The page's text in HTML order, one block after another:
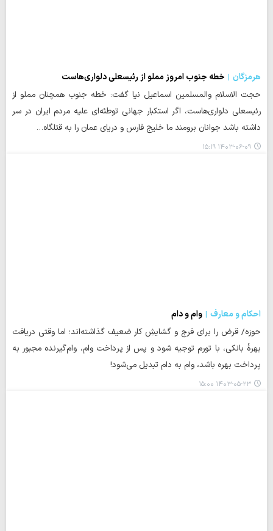
هرمزگان
خطه جنوب امروز مملو از رئیسعلی دلواری‌هاست
حجت الاسلام والمسلمین اسماعیل نیا گفت: خطه جنوب همچنان مملو از
رئیسعلی دلواری‌هاست، اگر استکبار جهانی توطئه‌ای علیه مردم ایران در سر
داشته باشد جوانان برومند ما خلیج فارس و دریای عمان را به قتلگاه…
۱۴۰۳-۰۶-۰۹ ۱۵:۱۹
احکام و معارف
وام و دام
حوزه/ قرض را برای فرج و گشایشِ کار ضعیف گذاشته‌اند؛ اما وقتی دریافت
بهرۀ بانکی، با تورم توجیه شود و پس از پرداخت وام، وام‌گیرنده مجبور به
پرداخت بهره باشد، وام به دام تبدیل می‌شود!
۱۴۰۳-۰۵-۲۳ ۱۵:۰۰